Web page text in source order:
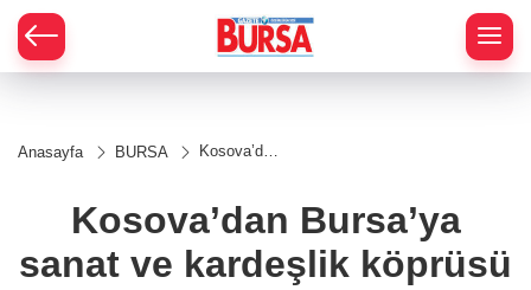
Anasayfa BURSA
Kosova’dan
kardeşlik
köprüsü
Kosova’dan Bursa’ya
sanat ve kardeşlik köprüsü